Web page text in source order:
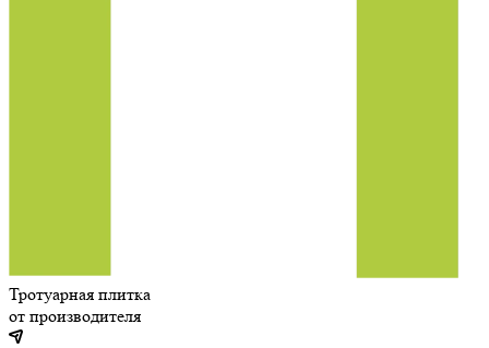
Тротуарная плитка
от производителя